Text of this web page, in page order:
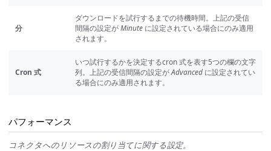
分
ダウンロードを試行するまでの待機時間。上記の受信
間隔の設定がMinute に設定されている場合にのみ適用
されます。
Cron 式
いつ試行するかを決定するcron 式を表す5つの欄の文字
列。上記の受信間隔の設定がAdvanced に設定されてい
る場合にのみ適用されます。
パフォーマンス
コネクタへのリソースの割り当てに関する設定。